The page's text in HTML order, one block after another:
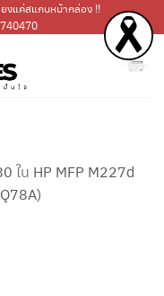
งแค่สแกนหน้ากล่อง !!
ใน HP MFP M227d